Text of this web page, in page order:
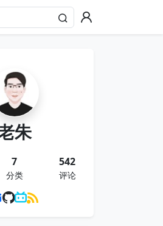
朱
7
分类
542
评论